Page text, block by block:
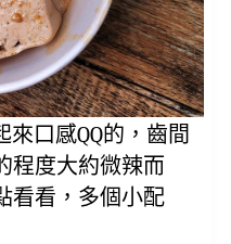
口感QQ的，齒間
程度大約微辣而
看看，多個小配